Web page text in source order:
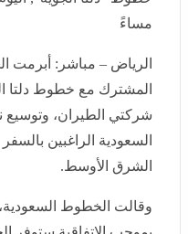
الرياض – مباشر: أبرمت
المشترك مع خطوط دلتا
شركتي الطيران، وتوسيع
السعودية الراغبين بالسفر
الشرق الأوسط .
وقالت الخطوط السعودية، في
جديدة في الولايات